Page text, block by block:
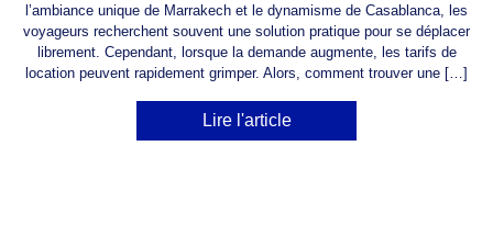
l’ambiance unique de Marrakech et le dynamisme de Casablanca, les
voyageurs recherchent souvent une solution pratique pour se déplacer
librement. Cependant, lorsque la demande augmente, les tarifs de
location peuvent rapidement grimper. Alors, comment trouver une […]
Lire l'article